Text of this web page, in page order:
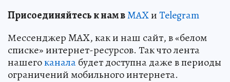
Присоединяйтесь к нам вMAXиTelegram
Мессенджер MAX, как и наш сайт, в «белом
списке» интернет-ресурсов. Так что лента
нашегоканалабудет доступна даже в периоды
ограничений мобильного интернета.